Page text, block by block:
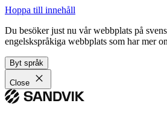
Hoppa till innehåll
Du besöker just nu vår webbplats på
engelskspråkiga webbplats som har mer
Byt språk
Close